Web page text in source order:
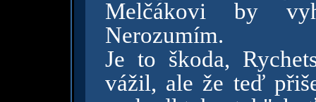
Melčákovi by
Nerozumím.
Je to škoda,
vážil, ale že teď